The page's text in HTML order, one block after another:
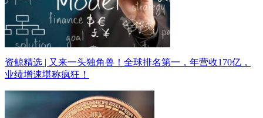
资鲸精选 | 又来一头独角兽！全球排名第一，年营收170亿，
业绩增速堪称疯狂！